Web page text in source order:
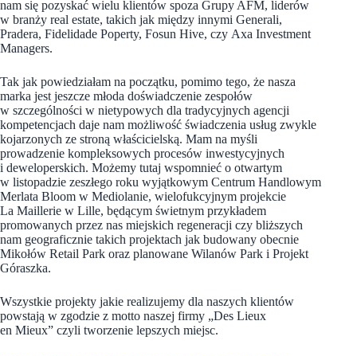
nam się pozyskać wielu klientów spoza Grupy AFM, liderów
w branży real estate, takich jak między innymi Generali,
Pradera, Fidelidade Poperty, Fosun Hive, czy Axa Investment
Managers.
Tak jak powiedziałam na początku, pomimo tego, że nasza
marka jest jeszcze młoda doświadczenie zespołów
w szczególności w nietypowych dla tradycyjnych agencji
kompetencjach daje nam możliwość świadczenia usług zwykle
kojarzonych ze stroną właścicielską. Mam na myśli
prowadzenie kompleksowych procesów inwestycyjnych
i deweloperskich. Możemy tutaj wspomnieć o otwartym
w listopadzie zeszłego roku wyjątkowym Centrum Handlowym
Merlata Bloom w Mediolanie, wielofukcyjnym projekcie
La Maillerie w Lille, będącym świetnym przykładem
promowanych przez nas miejskich regeneracji czy bliższych
nam geograficznie takich projektach jak budowany obecnie
Mikołów Retail Park oraz planowane Wilanów Park i Projekt
Góraszka.
Wszystkie projekty jakie realizujemy dla naszych klientów
powstają w zgodzie z motto naszej firmy „Des Lieux
en Mieux” czyli tworzenie lepszych miejsc.